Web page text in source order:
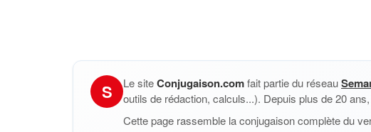
S Le siteConjugaison.comfait partie du réseau
outils de rédaction, calculs...). Depuis plus de 20
Cette page rassemble la conjugaison complète du